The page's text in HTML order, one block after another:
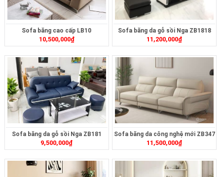
Sofa băng cao cấp LB10
10,500,000₫
Sofa băng da gỗ sồi Nga ZB1818
11,200,000₫
Sofa băng da gỗ sồi Nga ZB181
9,500,000₫
Sofa băng da công nghệ mới ZB347
11,500,000₫